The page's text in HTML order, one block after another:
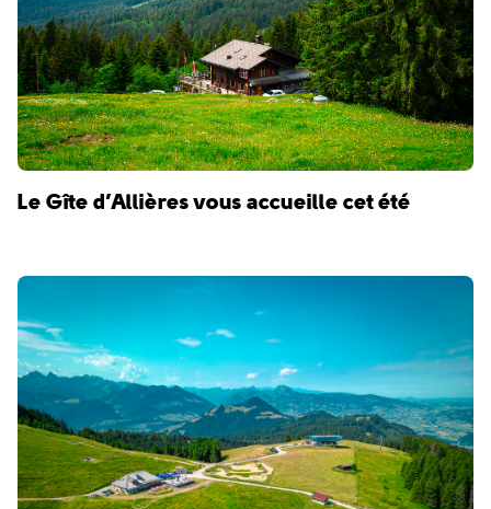
Le Gîte d’Allières vous accueille cet été